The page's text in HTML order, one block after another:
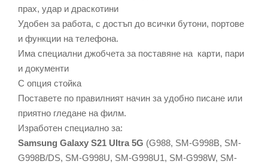
прах, удар и драскотини
Удобен за работа, с достъп до всички бутони, портове
и функции на телефона.
Има специални джобчета за поставяне на карти, пари
и документи
С опция стойка
Поставете по правилният начин за удобно писане или
приятно гледане на филм.
Изработен специално за:
Samsung Galaxy S21 Ultra 5G (G988, SM-G998B, SM-
G998B/DS, SM-G998U, SM-G998U1, SM-G998W, SM-